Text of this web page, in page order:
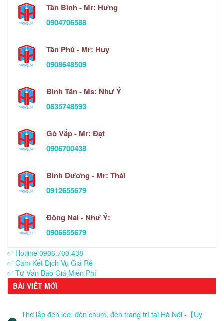
Tân Bình - Mr: Hưng
0904706588
Tân Phú - Mr: Huy
0908648509
Bình Tân - Ms: Như Ý
0835748593
Gò Vấp - Mr: Đạt
0906700438
Bình Dương - Mr: Thái
0912655679
Đông Nai - Như Ý:
0906655679
✅ Hotline 0906.700.438
✅ Cam Kết Dịch Vụ Giá Rẻ
✅ Tư Vấn Báo Giá Miễn Phí
BÀI VIẾT MỚI
Thợ lắp đèn led, đèn chùm, đèn trang trí tại Hà Nội -【Uy